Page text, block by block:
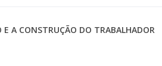
A CONSTRUÇÃO DO TRABALHADOR